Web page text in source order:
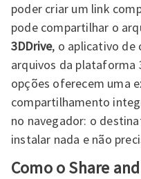
poder criar um link
pode compartilhar o
3DDrive, o aplicativo
arquivos da plataforma
opções oferecem uma
compartilhamento
no navegador: o
instalar nada e não
Como o Share